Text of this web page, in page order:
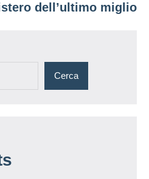
dell’ultimo miglio
Cerca